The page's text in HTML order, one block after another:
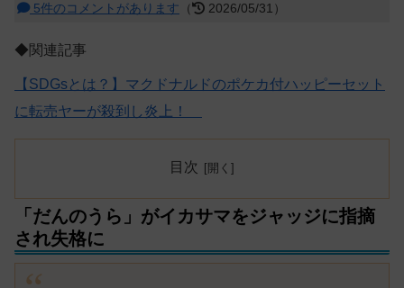
5件のコメントがあります （ 2026/05/31）
◆関連記事
【SDGsとは？】マクドナルドのポケカ付ハッピーセット
に転売ヤーが殺到し炎上！
目次
「だんのうら」がイカサマをジャッジに指摘
され失格に